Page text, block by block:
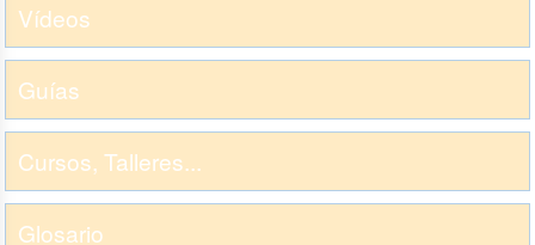
Vídeos
Guías
Cursos, Talleres...
Glosario